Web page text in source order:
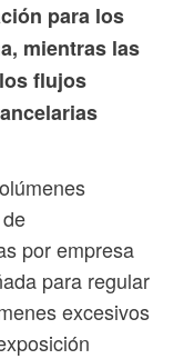
para los
mientras las
flujos
por empresa
para regular
excesivos